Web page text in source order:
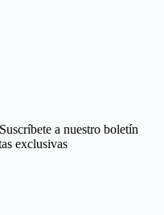
a nuestro boletín
exclusivas